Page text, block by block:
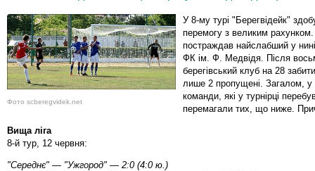
Фото scberegvidek.net
У 8-му турі "Берегвідейк"
перемогу з великим
постраждав найслабший у
ФК ім. Ф. Медвідя. Після
берегівський клуб на 28
лише 2 пропущені. Загалом, у
команди, які у турнірці
перемагали тих, що ниже.
Вища ліга
8-й тур, 12 червня:
"Середнє" — "Ужгород" — 2:0 (4:0 ю.)